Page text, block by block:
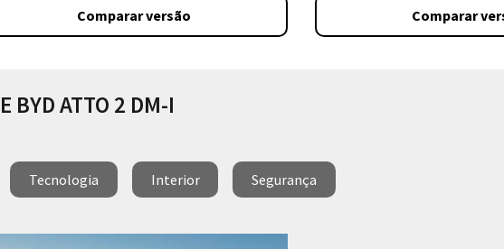
Comparar versão Comparar
BYD ATTO 2 DM-I
Tecnologia Interior Segurança